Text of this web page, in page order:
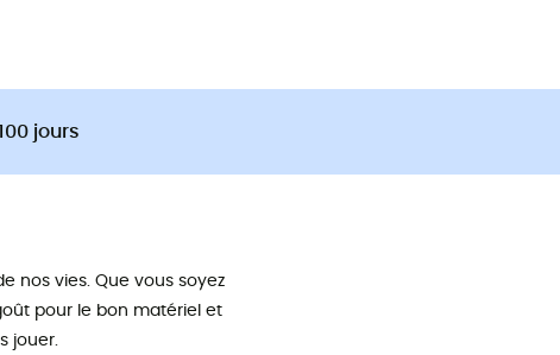
jours
nos vies. Que vous soyez
pour le bon matériel et
jouer.